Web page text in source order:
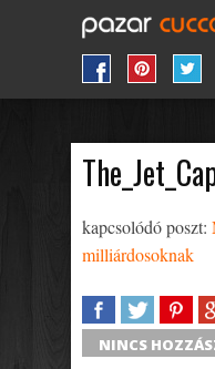
kapcsolódó poszt:
milliárdosoknak
SHARETWEET
NINCS